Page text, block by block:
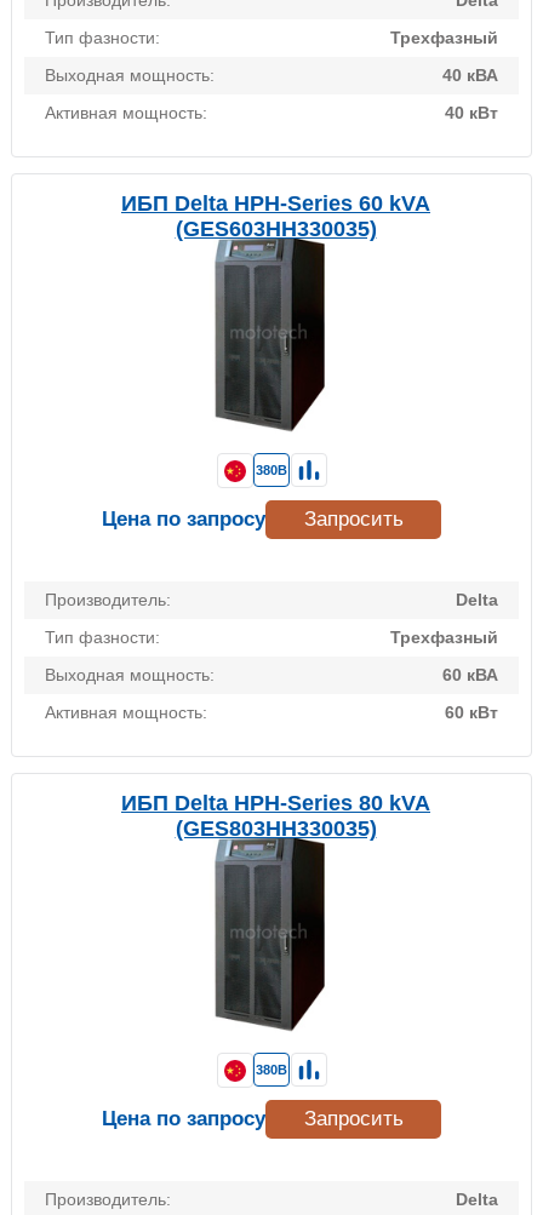
Тип фазности:
Трехфазный
Выходная мощность:
40 кВА
Активная мощность:
40 кВт
ИБП Delta HPH-Series 60 kVA
(GES603HH330035)
Производитель:
Delta
Тип фазности:
Трехфазный
Выходная мощность:
60 кВА
Активная мощность:
60 кВт
380В
Цена по запросу Запросить
ИБП Delta HPH-Series 80 kVA
(GES803HH330035)
Производитель:
Delta
380В
Цена по запросу Запросить